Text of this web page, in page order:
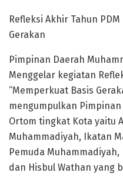
Refleksi Akhir Tahun
Gerakan
Pimpinan Daerah
Menggelar kegiatan
“Memperkuat Basis
mengumpulkan Pimpinan
Ortom tingkat Kota yaitu
Muhammadiyah, Ikatan
Pemuda Muhammadiyah,
dan Hisbul Wathan yang